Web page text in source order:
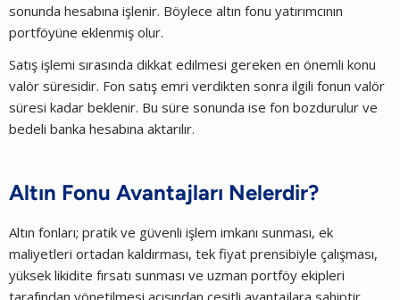
sonunda hesabına işlenir. Böylece altın fonu yatırımcının
portföyüne eklenmiş olur.
Satış işlemi sırasında dikkat edilmesi gereken en önemli konu
valör süresidir. Fon satış emri verdikten sonra ilgili fonun valör
süresi kadar beklenir. Bu süre sonunda ise fon bozdurulur ve
bedeli banka hesabına aktarılır.
Altın Fonu Avantajları Nelerdir?
Altın fonları; pratik ve güvenli işlem imkanı sunması, ek
maliyetleri ortadan kaldırması, tek fiyat prensibiyle çalışması,
yüksek likidite fırsatı sunması ve uzman portföy ekipleri
tarafından yönetilmesi açısından çeşitli avantajlara sahiptir.